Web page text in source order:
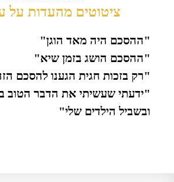
ציטוטים מהעדות על
"ההסכם היה מאד הוגן"
"ההסכם הושג בזמן שיא"
"רק בזכות חגית הגענו להסכם
"ידעתי שעשיתי את הדבר הטוב
ובשביל הילדים שלי"